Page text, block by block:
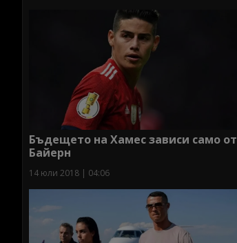
Бъдещето на Хамес зависи само от
Байерн
14 юли 2018 | 04:06